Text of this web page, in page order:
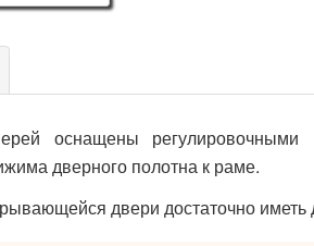
оснащены регулировочными
дверного полотна к раме.
двери достаточно